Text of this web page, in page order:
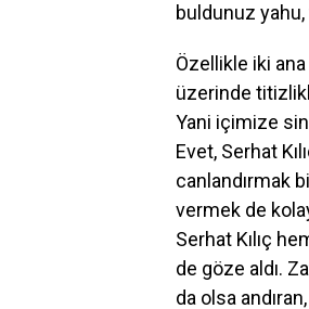
buldunuz yahu,
Özellikle iki
üzerinde
Yani içimize
Evet, Serhat
canlandırmak
vermek de
Serhat Kılıç
de göze aldı.
da olsa